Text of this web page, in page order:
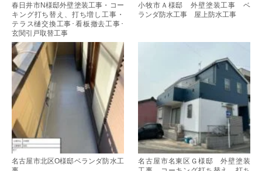
春日井市N様邸外壁塗装工事・コー
キング打ち替え、打ち増し工事・
テラス樋交換工事･看板撤去工事･
玄関引戸取替工事
小牧市Ａ様邸 外壁塗装工事 ベ
ランダ防水工事 屋上防水工事
名古屋市北区O様邸ベランダ防水工
名古屋市名東区Ｇ様邸 外壁塗装